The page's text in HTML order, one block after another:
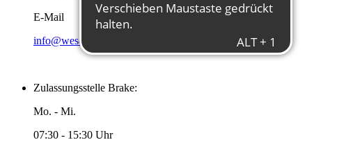
E-Mail
info@wesermarsch.de
Zulassungsstelle Brake:
Mo. - Mi.
07:30 - 15:30 Uhr